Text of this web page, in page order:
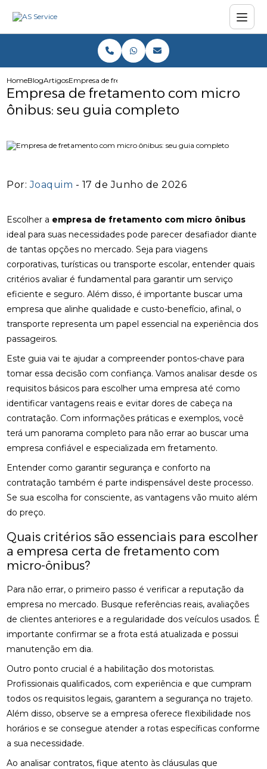
HomeBlogArtigosEmpresa de fretamento com micro ônibus: seu guia
Empresa de fretamento com micro
ônibus: seu guia completo
Por:Joaquim - 17 de Junho de 2026
Escolher a empresa de fretamento com micro ônibus
ideal para suas necessidades pode parecer desafiador diante
de tantas opções no mercado. Seja para viagens
corporativas, turísticas ou transporte escolar, entender quais
critérios avaliar é fundamental para garantir um serviço
eficiente e seguro. Além disso, é importante buscar uma
empresa que alinhe qualidade e custo-benefício, afinal, o
transporte representa um papel essencial na experiência dos
passageiros.
Este guia vai te ajudar a compreender pontos-chave para
tomar essa decisão com confiança. Vamos analisar desde os
requisitos básicos para escolher uma empresa até como
identificar vantagens reais e evitar dores de cabeça na
contratação. Com informações práticas e exemplos, você
terá um panorama completo para não errar ao buscar uma
empresa confiável e especializada em fretamento.
Entender como garantir segurança e conforto na
contratação também é parte indispensável deste processo.
Se sua escolha for consciente, as vantagens vão muito além
do preço.
Quais critérios são essenciais para escolher
a empresa certa de fretamento com
micro-ônibus?
Para não errar, o primeiro passo é verificar a reputação da
empresa no mercado. Busque referências reais, avaliações
de clientes anteriores e a regularidade dos veículos usados. É
importante confirmar se a frota está atualizada e possui
manutenção em dia.
Outro ponto crucial é a habilitação dos motoristas.
Profissionais qualificados, com experiência e que cumpram
todos os requisitos legais, garantem a segurança no trajeto.
Além disso, observe se a empresa oferece flexibilidade nos
horários e se consegue atender a rotas específicas conforme
a sua necessidade.
Ao analisar contratos, fique atento às cláusulas que